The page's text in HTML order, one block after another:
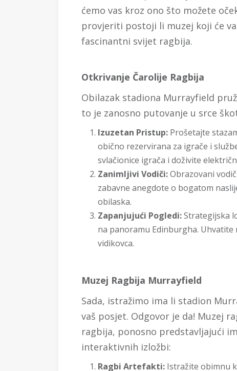
ćemo vas kroz ono što možete
provjeriti postoji li muzej koji će
fascinantni svijet ragbija.
Otkrivanje Čarolije Ragbija
Obilazak stadiona Murrayfield
to je zanosno putovanje u srce
Izuzetan Pristup: Prošetajte
obično rezervirana za igrače i
svlačionice igrača i doživite
Zanimljivi Vodiči:Obrazovani
zabavne anegdote o bogatom
obilaska.
Zapanjujući Pogledi:Strategijska
na panoramu Edinburgha.
vidikovca.
Muzej Ragbija Murrayfield
Sada, istražimo ima li stadion
vaš posjet. Odgovor je da! Muzej
ragbija, ponosno predstavljajući
interaktivnih izložbi:
Ragbi Artefakti: Istražite obimnu